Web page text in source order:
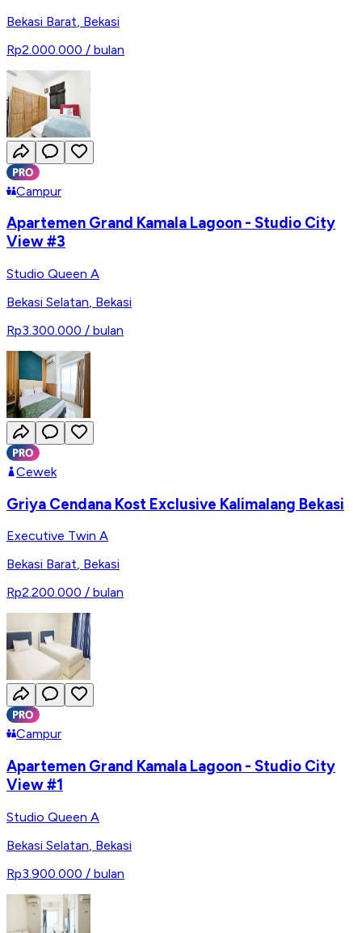
Bekasi Barat Bekasi
Rp2.000.000 / bulan
Campur
Apartemen Grand Kamala Lagoon - Studio City
View #3
Studio Queen A
Bekasi Selatan, Bekasi
Rp3.300.000 / bulan
Cewek
Griya Cendana Kost Exclusive Kalimalang Bekasi
Executive Twin A
Bekasi Barat, Bekasi
Rp2.200.000 / bulan
Campur
Apartemen Grand Kamala Lagoon - Studio City
View #1
Studio Queen A
Bekasi Selatan, Bekasi
Rp3.900.000 / bulan